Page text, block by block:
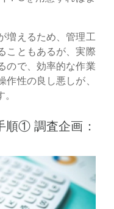
増えるため、管理工
こともあるが、実際
ので、効率的な作業
性の良し悪しが、
順① 調査企画：